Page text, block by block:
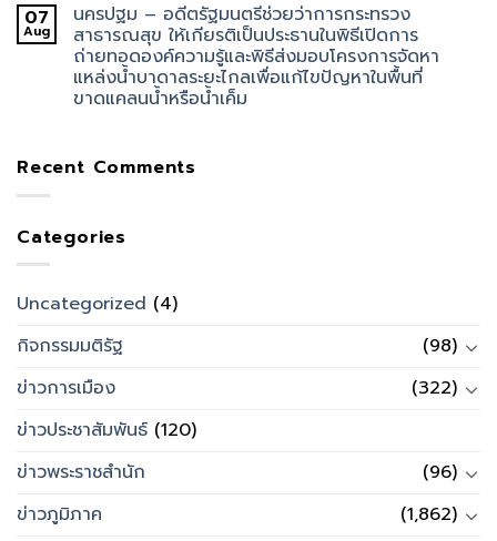
07
Aug
นครปฐม – อดีตรัฐมนตรีช่วยว่าการกระทรวง
สาธารณสุข ให้เกียรติเป็นประธานในพิธีเปิดการ
ถ่ายทอดองค์ความรู้และพิธีส่งมอบโครงการจัดหา
แหล่งน้ำบาดาลระยะไกลเพื่อแก้ไขปัญหาในพื้นที่
ขาดแคลนน้ำหรือน้ำเค็ม
Recent Comments
Categories
Uncategorized (4)
กิจกรรมมติรัฐ
(98)
ข่าวการเมือง
(322)
ข่าวประชาสัมพันธ์ (120)
ข่าวพระราชสำนัก
(96)
ข่าวภูมิภาค
(1,862)